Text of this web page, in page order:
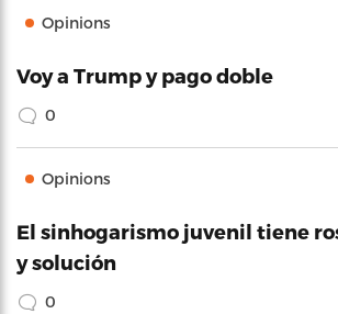
Opinions
Voy a Trump y pago doble
0
Opinions
El sinhogarismo juvenil tiene
y solución
0